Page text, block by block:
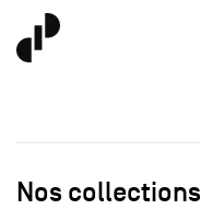
Nos collections